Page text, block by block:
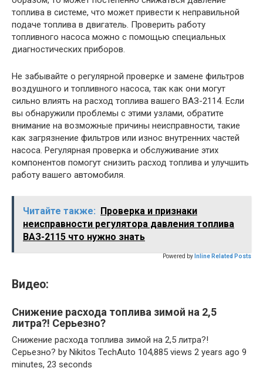
топлива в системе, что может привести к неправильной
подаче топлива в двигатель. Проверить работу
топливного насоса можно с помощью специальных
диагностических приборов.
Не забывайте о регулярной проверке и замене фильтров
воздушного и топливного насоса, так как они могут
сильно влиять на расход топлива вашего ВАЗ-2114. Если
вы обнаружили проблемы с этими узлами, обратите
внимание на возможные причины неисправности, такие
как загрязнение фильтров или износ внутренних частей
насоса. Регулярная проверка и обслуживание этих
компонентов помогут снизить расход топлива и улучшить
работу вашего автомобиля.
Читайте также:
Проверка и признаки
неисправности регулятора давления топлива
ВАЗ-2115 что нужно знать
Powered by Inline Related Posts
Видео:
Снижение расхода топлива зимой на 2,5
литра?! Серьезно?
Снижение расхода топлива зимой на 2,5 литра?!
Серьезно? by Nikitos TechAuto 104,885 views 2 years ago 9
minutes, 23 seconds